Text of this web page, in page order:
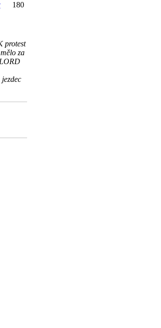
180
protest
za